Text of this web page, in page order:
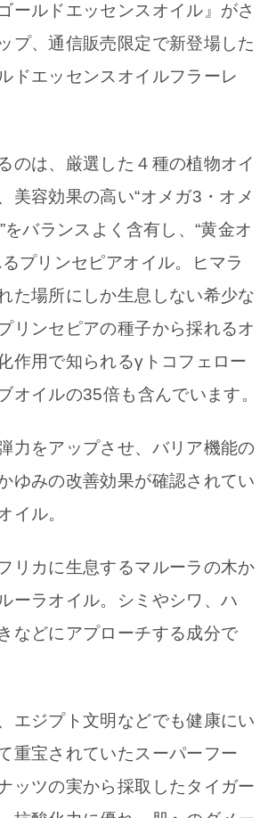
ールドエッセンスオイル』がさ
プ、通信販売限定で新登場した
ドエッセンスオイルフラーレ
のは、厳選した４種の植物オイ
美容効果の高い“オメガ3・オメ
をバランスよく含有し、“黄金オ
プリンセピアオイル。ヒマラ
た場所にしか生息しない希少な
リンセピアの種子から採れるオ
作用で知られるγトコフェロー
オイルの35倍も含んでいます。
力をアップさせ、バリア機能の
ゆみの改善効果が確認されてい
イル。
リカに生息するマルーラの木か
ーラオイル。シミやシワ、ハ
などにアプローチする成分で
エジプト文明などでも健康にい
重宝されていたスーパーフー
ッツの実から採取したタイガー